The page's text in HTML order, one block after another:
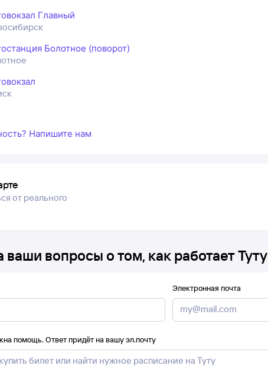
Главный
Болотное (поворот)
Напишите нам
от реального
ваши вопросы о том, как работает Туту
Электронная почта
помощь. Ответ придёт на вашу эл.почту